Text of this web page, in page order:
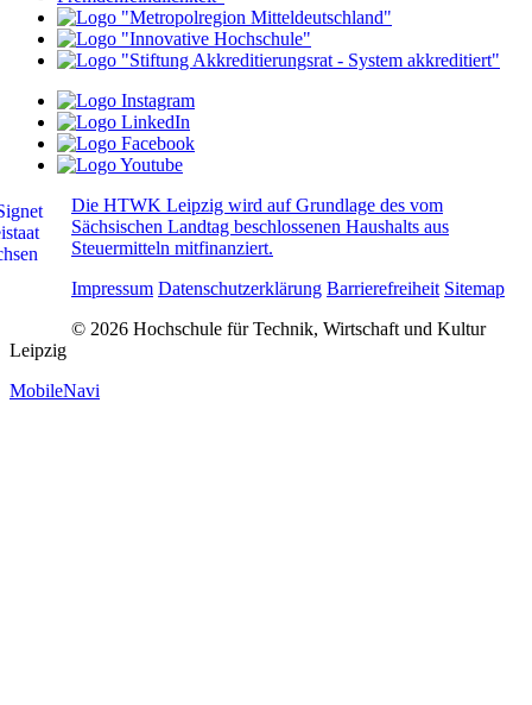
Die HTWK Leipzig wird auf Grundlage des vom
Sächsischen Landtag beschlossenen Haushalts aus
Steuermitteln mitfinanziert.
Impressum Datenschutzerklärung Barrierefreiheit Sitemap
© 2026 Hochschule für Technik, Wirtschaft und Kultur
Leipzig
MobileNavi